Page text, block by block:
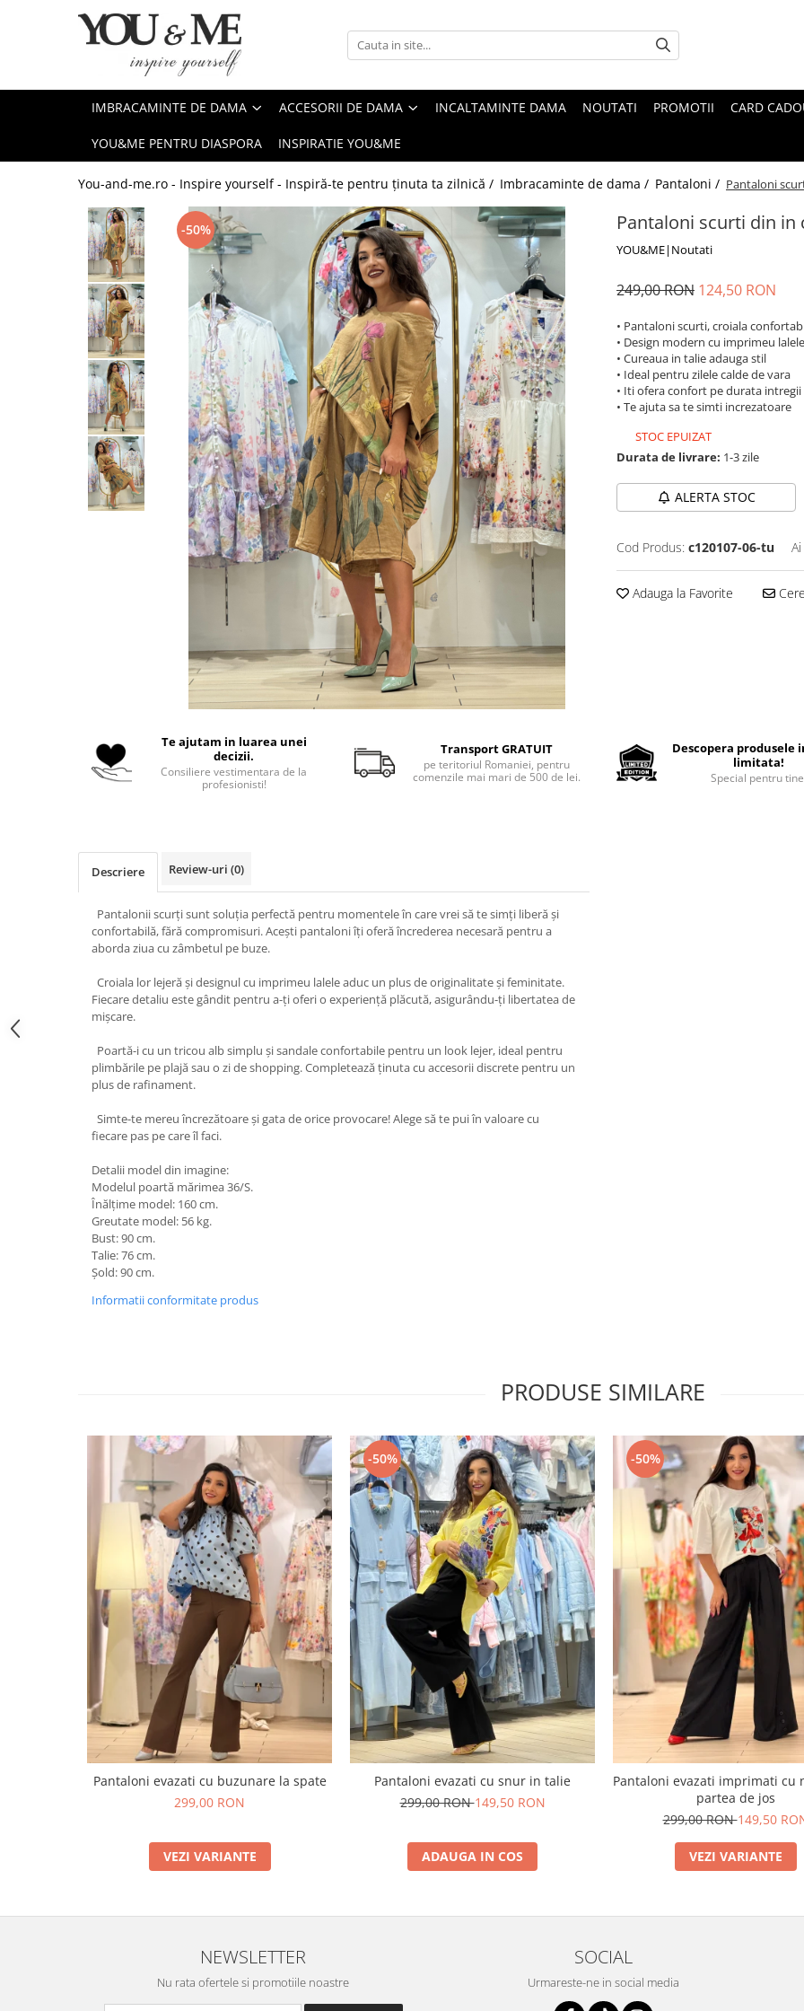
Imbracaminte de dama
Geci si jachete
Rochii de zi
Rochii de eveniment
Compleuri si costume
Tricouri si topuri
Costume de baie
Accesorii de dama
Coliere si brose
IMBRACAMINTE DE DAMA ACCESORII DE DAMA INCALTAMINTE DAMA NOUTATI PROMOTII CARD
YOU&ME PENTRU DIASPORA INSPIRATIE YOU&ME
You-and-me.ro - Inspire yourself - Inspiră-te pentru ținuta ta zilnică / Imbracaminte de dama / Pantaloni / Pantaloni
Pantaloni scurti din
YOU&ME|Noutati
-50%
249,00 RON 124,50 RON
• Pantaloni scurti, croiala
• Design modern cu imprimeu lalele
• Cureaua in talie adauga stil
• Ideal pentru zilele calde de vara
• Iti ofera confort pe durata intregii
• Te ajuta sa te simti increzatoare
STOC EPUIZAT
Durata de livrare: 1-3 zile
ALERTA STOC
Cod Produs: c120107-06-tu
Adauga la Favorite
Te ajutam in luarea unei
decizii.
Consiliere vestimentara de la
profesionisti!
Transport GRATUIT
pe teritoriul Romaniei, pentru
comenzile mai mari de 500 de lei.
Descopera produsele
limitata!
Special pentru
Descriere Review-uri (0)
Pantalonii scurți sunt soluția perfectă pentru momentele în care vrei să te simți liberă și
confortabilă, fără compromisuri. Acești pantaloni îți oferă încrederea necesară pentru a
aborda ziua cu zâmbetul pe buze.
Croiala lor lejeră și designul cu imprimeu lalele aduc un plus de originalitate și feminitate.
Fiecare detaliu este gândit pentru a-ți oferi o experiență plăcută, asigurându-ți libertatea de
mișcare.
Poartă-i cu un tricou alb simplu și sandale confortabile pentru un look lejer, ideal pentru
plimbările pe plajă sau o zi de shopping. Completează ținuta cu accesorii discrete pentru un
plus de rafinament.
Simte-te mereu încrezătoare și gata de orice provocare! Alege să te pui în valoare cu
fiecare pas pe care îl faci.
Detalii model din imagine:
Modelul poartă mărimea 36/S.
Înălțime model: 160 cm.
Greutate model: 56 kg.
Bust: 90 cm.
Talie: 76 cm.
Șold: 90 cm.
Informatii conformitate produs
PRODUSE SIMILARE
Pantaloni evazati cu buzunare la spate
299,00 RON
VEZI VARIANTE
-50%
Pantaloni evazati cu snur in talie
299,00 RON149,50 RON
ADAUGA IN COS
-50%
Pantaloni evazati imprimati cu
partea de jos
299,00 RON149,50
VEZI VARIANTE
NEWSLETTER
Nu rata ofertele si promotiile noastre
SOCIAL
Urmareste-ne in social media